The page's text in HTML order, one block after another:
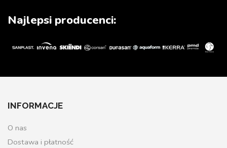
Najlepsi producenci:
INFORMACJE
O nas
Dostawa i płatność